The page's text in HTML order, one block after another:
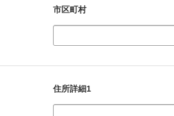
市区町村
住所詳細1